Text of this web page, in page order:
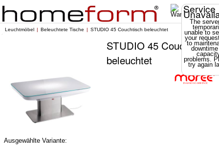
Service
The
unable to
your
to
problems.
try again
Leuchtmöbel Beleuchtete Tische STUDIO 45 Couchtisch beleuchtet
STUDIO 45 Couchtisch
beleuchtet
Ausgewählte Variante: